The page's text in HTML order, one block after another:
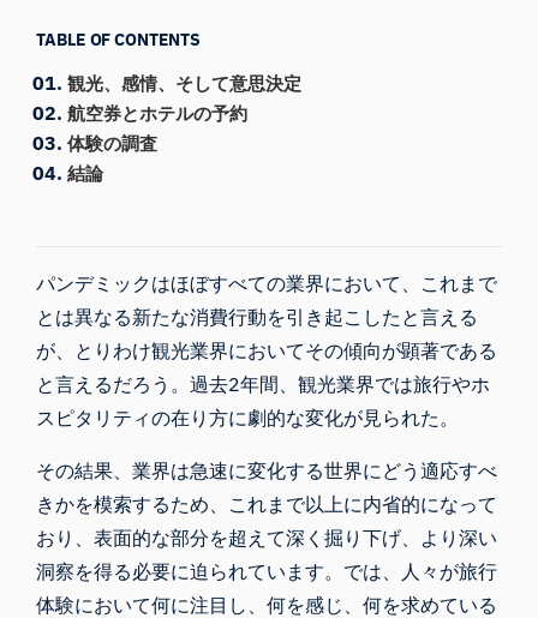
TABLE OF CONTENTS
観光、感情、そして意思決定
航空券とホテルの予約
体験の調査
結論
パンデミックはほぼすべての業界において、これまで
とは異なる新たな消費行動を引き起こしたと言える
が、とりわけ観光業界においてその傾向が顕著である
と言えるだろう。過去2年間、観光業界では旅行やホ
スピタリティの在り方に劇的な変化が見られた。
その結果、業界は急速に変化する世界にどう適応すべ
きかを模索するため、これまで以上に内省的になって
おり、表面的な部分を超えて深く掘り下げ、より深い
洞察を得る必要に迫られています。では、人々が旅行
体験において何に注目し、何を感じ、何を求めている